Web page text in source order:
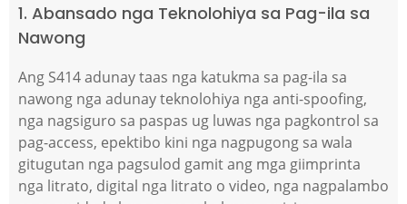
1. Abansado nga Teknolohiya sa Pag-ila sa
Nawong
Ang S414 adunay taas nga katukma sa pag-ila sa
nawong nga adunay teknolohiya nga anti-spoofing,
nga nagsiguro sa paspas ug luwas nga pagkontrol sa
pag-access, epektibo kini nga nagpugong sa wala
gitugutan nga pagsulod gamit ang mga giimprinta
nga litrato, digital nga litrato o video, nga nagpalambo